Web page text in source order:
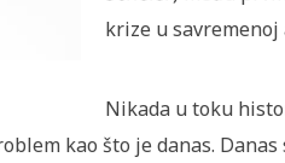
krize u
Nikada u toku
kao što je danas.